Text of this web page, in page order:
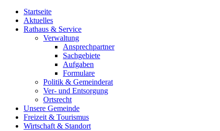
Startseite
Aktuelles
Rathaus & Service
Verwaltung
Ansprechpartner
Sachgebiete
Aufgaben
Formulare
Politik & Gemeinderat
Ver- und Entsorgung
Ortsrecht
Unsere Gemeinde
Freizeit & Tourismus
Wirtschaft & Standort